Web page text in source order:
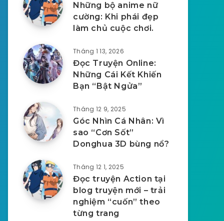
Những bộ anime nữ
cường: Khi phái đẹp
làm chủ cuộc chơi.
Tháng 1 13, 2026
Đọc Truyện Online:
Những Cái Kết Khiến
Bạn “Bật Ngửa”
Tháng 12 9, 2025
Góc Nhìn Cá Nhân: Vì
sao “Cơn Sốt”
Donghua 3D bùng nổ?
Tháng 12 1, 2025
Đọc truyện Action tại
blog truyện mới – trải
nghiệm “cuốn” theo
từng trang